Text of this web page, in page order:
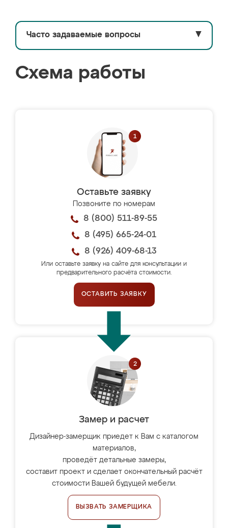
Часто задаваемые вопросы ▼
Схема работы
Оставьте заявку
Позвоните по номерам
8 (800) 511-89-55
8 (495) 665-24-01
8 (926) 409-68-13
Или оставьте заявку на сайте для консультации и
предварительного расчёта стоимости.
ОСТАВИТЬ ЗАЯВКУ
Замер и расчет
Дизайнер-замерщик приедет к Вам с каталогом
материалов,
проведёт детальные замеры,
составит проект и сделает окончательный расчёт
стоимости Вашей будущей мебели.
ВЫЗВАТЬ ЗАМЕРЩИКА